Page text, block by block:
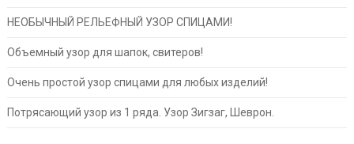
НЕОБЫЧНЫЙ РЕЛЬЕФНЫЙ УЗОР СПИЦАМИ!
Объемный узор для шапок, свитеров!
Очень простой узор спицами для любых изделий!
Потрясающий узор из 1 ряда. Узор Зигзаг, Шеврон.